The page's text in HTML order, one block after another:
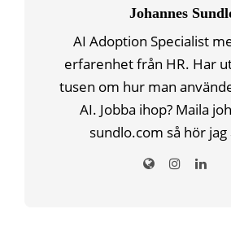
Johannes
AI Adoption Specialist
erfarenhet från HR. Har
tusen om hur man
AI. Jobba ihop? Maila
sundlo.com så hör jag